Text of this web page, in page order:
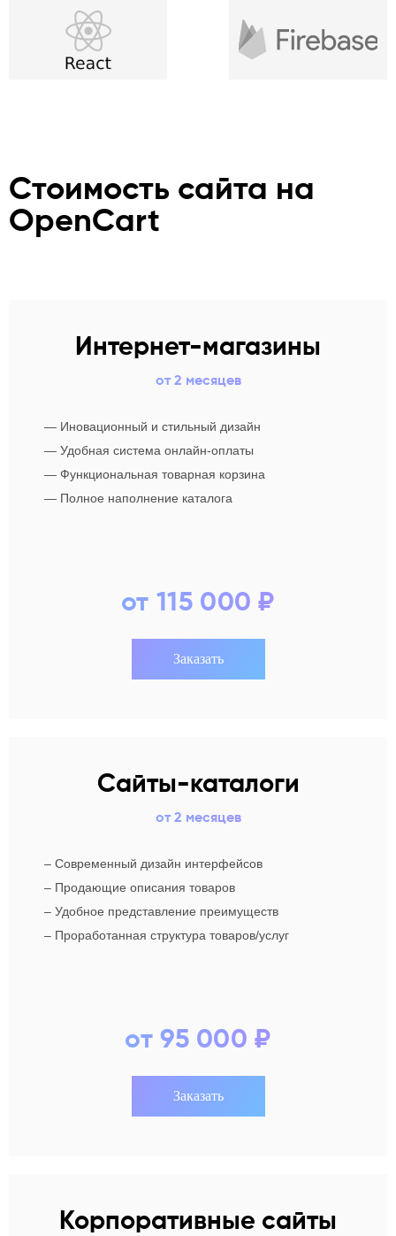
Стоимость сайта на
OpenCart
Интернет-магазины
от 2 месяцев
— Иновационный и стильный дизайн
— Удобная система онлайн-оплаты
— Функциональная товарная корзина
— Полное наполнение каталога
от 115 000 ₽
Заказать
Сайты-каталоги
от 2 месяцев
– Современный дизайн интерфейсов
– Продающие описания товаров
– Удобное представление преимуществ
– Проработанная структура товаров/услуг
от 95 000 ₽
Заказать
Корпоративные сайты